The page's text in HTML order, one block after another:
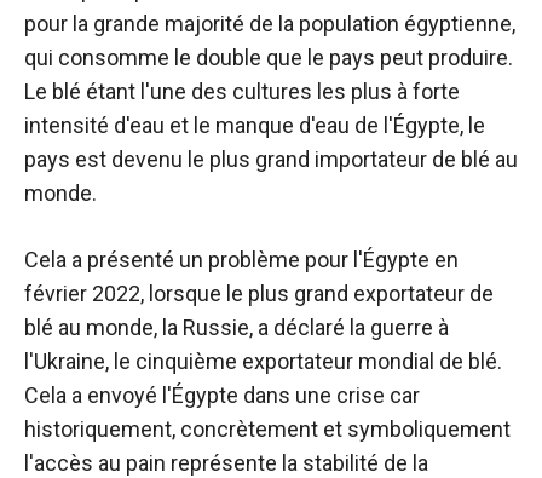
pour la grande majorité de la population égyptienne,
qui consomme le double que le pays peut produire.
Le blé étant l'une des cultures les plus à forte
intensité d'eau et le manque d'eau de l'Égypte, le
pays est devenu le plus grand importateur de blé au
monde.
Cela a présenté un problème pour l'Égypte en
février 2022, lorsque le plus grand exportateur de
blé au monde, la Russie, a déclaré la guerre à
l'Ukraine, le cinquième exportateur mondial de blé.
Cela a envoyé l'Égypte dans une crise car
historiquement, concrètement et symboliquement
l'accès au pain représente la stabilité de la